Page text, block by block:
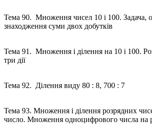
Тема 90. Множення чисел 10 і 100. Задача,
знаходження суми двох добутків
Тема 91. Множення і ділення на 10 і 100.
три дії
Тема 92. Ділення виду 80 : 8, 700 : 7
Тема 93. Множення і ділення розрядних
число. Множення одноцифрового числа на